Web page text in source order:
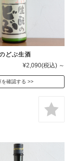
どぶ生酒
¥2,090(税込) ～
を確認する